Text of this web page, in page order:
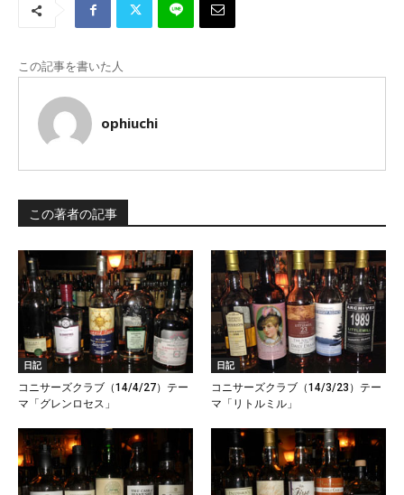
この記事を書いた人
ophiuchi
この著者の記事
日記
コニサーズクラブ（14/4/27）テー
マ「グレンロセス」
日記
コニサーズクラブ（14/3/23）テー
マ「リトルミル」